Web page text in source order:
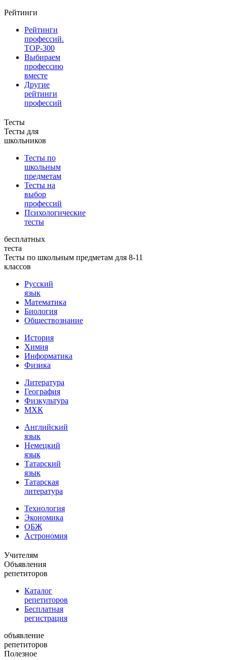
Рейтинги
Рейтинги
профессий.
TOP-300
Выбираем
профессию
вместе
Другие
рейтинги
профессий
Тесты
Тесты для
школьников
Тесты по
школьным
предметам
Тесты на
выбор
профессий
Психологические
тесты
бесплатных
теста
Тесты по школьным предметам для 8-11
классов
Русский
язык
Математика
Биология
Обществознание
История
Химия
Информатика
Физика
Литература
География
Физкультура
МХК
Английский
язык
Немецкий
язык
Татарский
язык
Татарская
литература
Технология
Экономика
ОБЖ
Астрономия
Учителям
Объявления
репетиторов
Каталог
репетиторов
Бесплатная
регистрация
объявление
репетиторов
Полезное